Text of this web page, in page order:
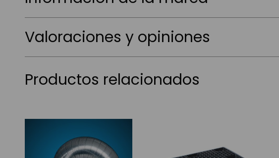
Valoraciones y opiniones
Productos relacionados